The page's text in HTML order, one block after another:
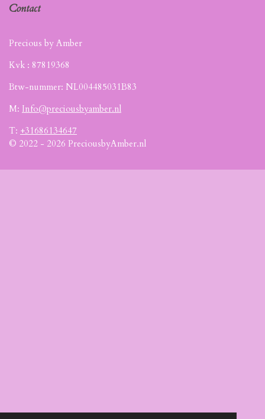
Contact
Precious by Amber
Kvk : 87819368
Btw-nummer: NL004485031B83
M: Info@preciousbyamber.nl
T: +31686134647
© 2022 - 2026 PreciousbyAmber.nl